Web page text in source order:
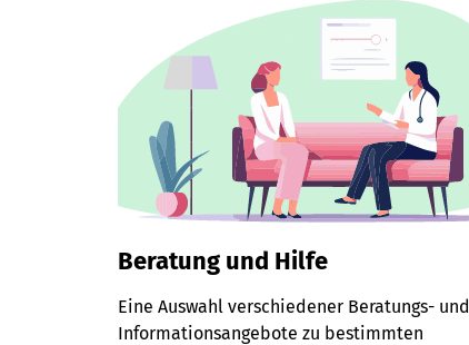
Beratung und Hilfe
Eine Auswahl verschiedener Beratungs- und
Informationsangebote zu bestimmten